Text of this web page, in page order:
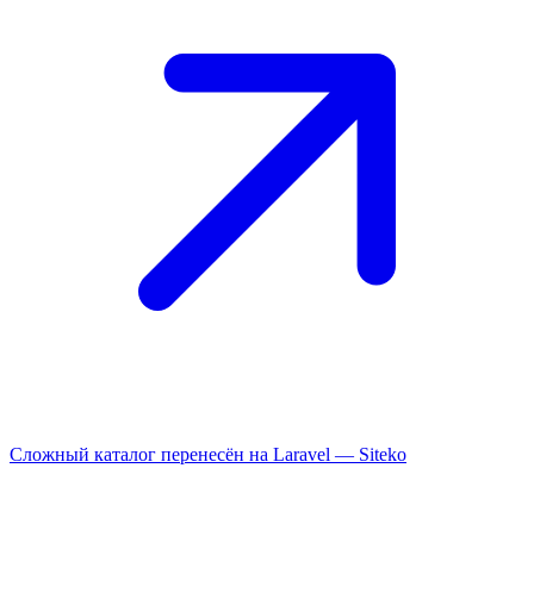
Сложный каталог перенесён на Laravel — Siteko